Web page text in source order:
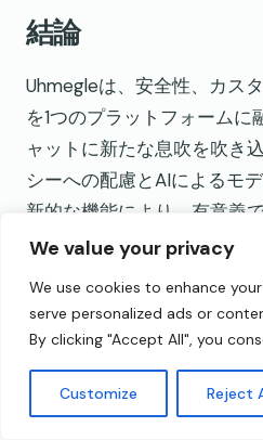
We value your privacy
We use cookies to enhance
serve personalized ads or
By clicking "Accept All", you
Customize Reject
結論
Uhmegleは、安全性、カス
を1つのプラットフォーム
ャットに新たな息吹を吹き
シーへの配慮とAIによるモ
新的な機能により、有意義
がりを求めるユーザーにと
Uhmegleは成長の余地こそ
うな即興性に欠ける人にと
な代替手段として際立って
したい場合でも、世界中の